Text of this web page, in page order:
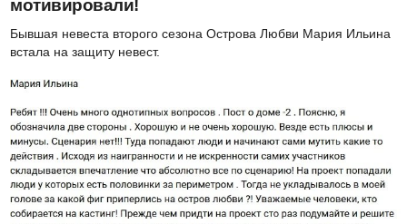
мотивировали!
Бывшая невеста второго сезона Острова Любви Мария Ильина
встала на защиту невест.